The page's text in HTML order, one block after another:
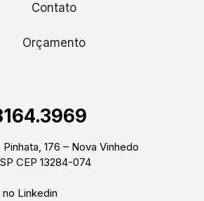
Contato
Orçamento
Pinhata, 176 – Nova Vinhedo
CEP 13284-074
Linkedin